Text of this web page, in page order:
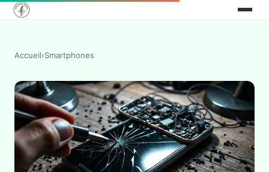
Accueil›Smartphones